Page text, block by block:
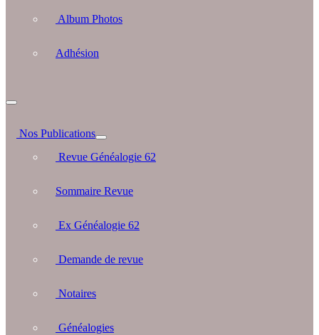
Album Photos
Adhésion
Nos Publications
Revue Généalogie 62
Sommaire Revue
Ex Généalogie 62
Demande de revue
Notaires
Généalogies